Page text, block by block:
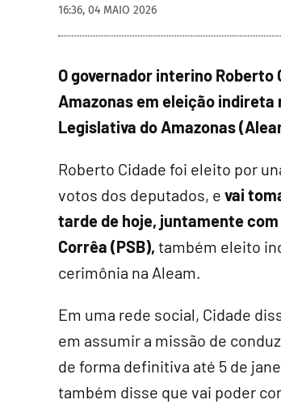
16:36, 04 MAIO 2026
O governador interino Roberto
Amazonas em eleição
Legislativa do Amazonas
Roberto Cidade foi eleito por
votos dos deputados, e vai
tarde de hoje, juntamente
Corrêa (PSB), também eleito
cerimônia na Aleam.
Em uma rede social, Cidade
em assumir a missão de
de forma definitiva até 5 de
também disse que vai poder